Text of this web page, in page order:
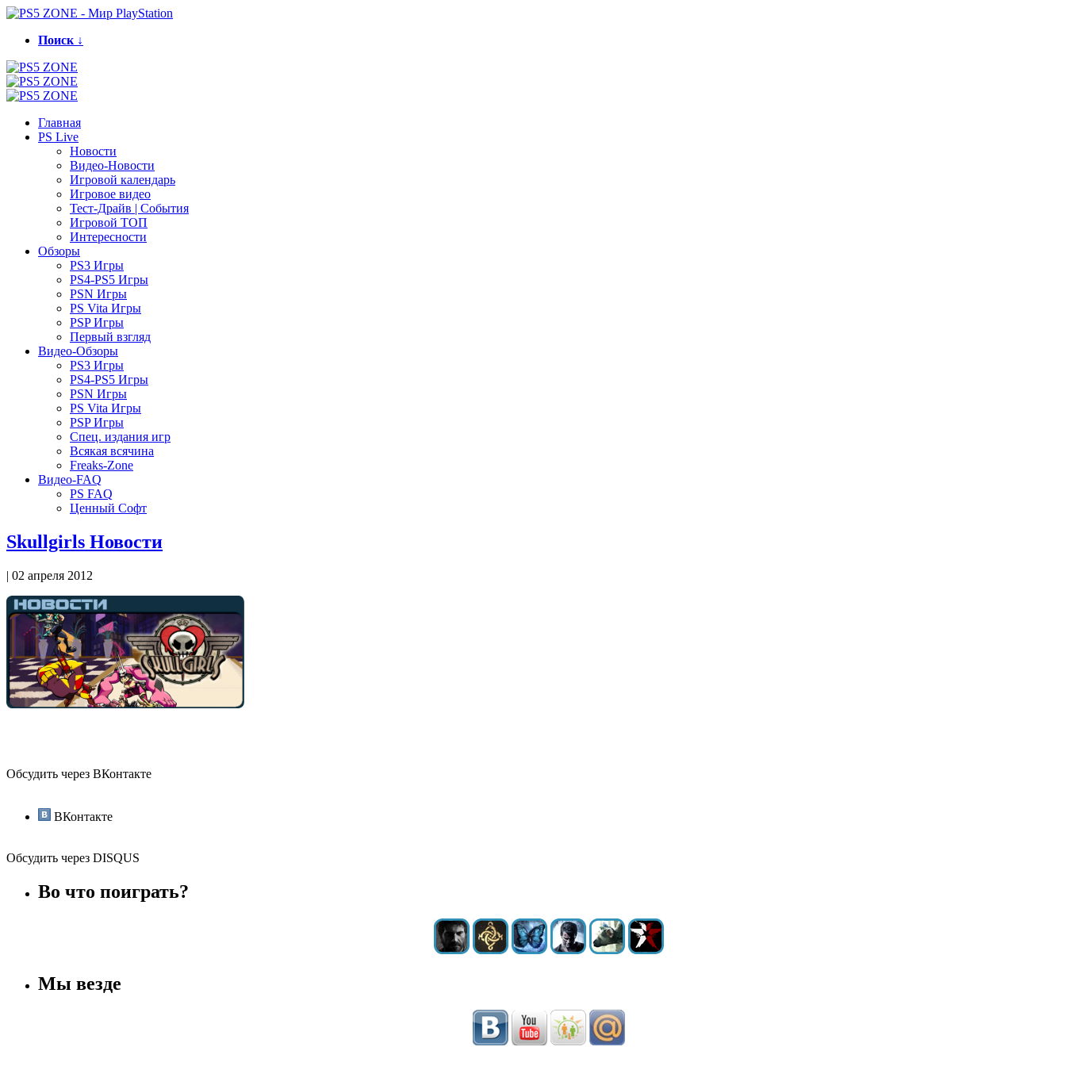
Поиск ↓
Главная
PS Live
Новости
Видео-Новости
Игровой календарь
Игровое видео
Тест-Драйв | События
Игровой ТОП
Интересности
Обзоры
PS3 Игры
PS4-PS5 Игры
PSN Игры
PS Vita Игры
PSP Игры
Первый взгляд
Видео-Обзоры
PS3 Игры
PS4-PS5 Игры
PSN Игры
PS Vita Игры
PSP Игры
Спец. издания игр
Всякая всячина
Freaks-Zone
Видео-FAQ
PS FAQ
Ценный Софт
Skullgirls Новости
| 02 апреля 2012
Обсудить через ВКонтакте
ВКонтакте
Обсудить через DISQUS
Во что поиграть?
Мы везде